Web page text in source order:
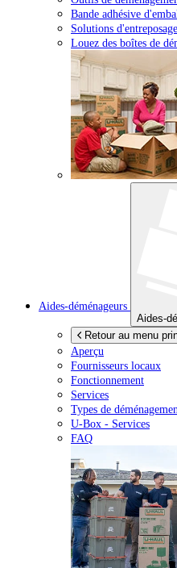
Bande adhésive
Solutions d'entreposage
Louez des boîtes de
Aides-déménageurs
Aides-
Retour au menu
Aperçu
Fournisseurs locaux
Fonctionnement
Services
Types de
U-Box - Services
FAQ